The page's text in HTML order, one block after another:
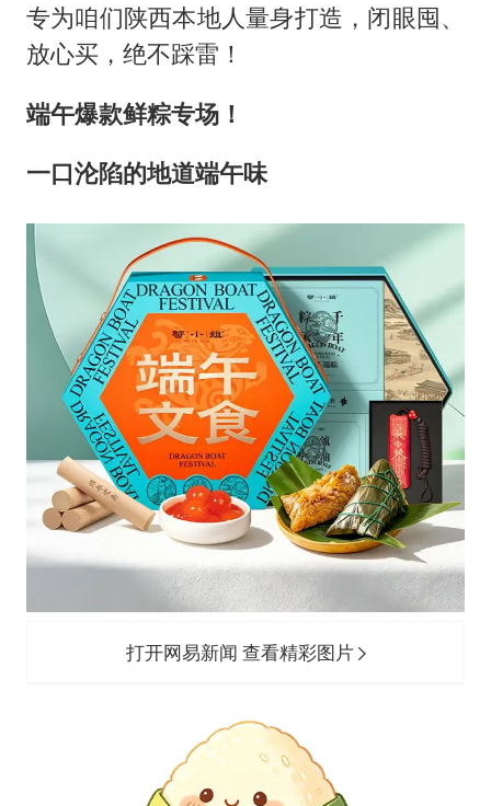
专为咱们陕西本地人量身打造，闭眼囤、
放心买，绝不踩雷！
端午爆款鲜粽专场！
一口沦陷的地道端午味
打开网易新闻 查看精彩图片